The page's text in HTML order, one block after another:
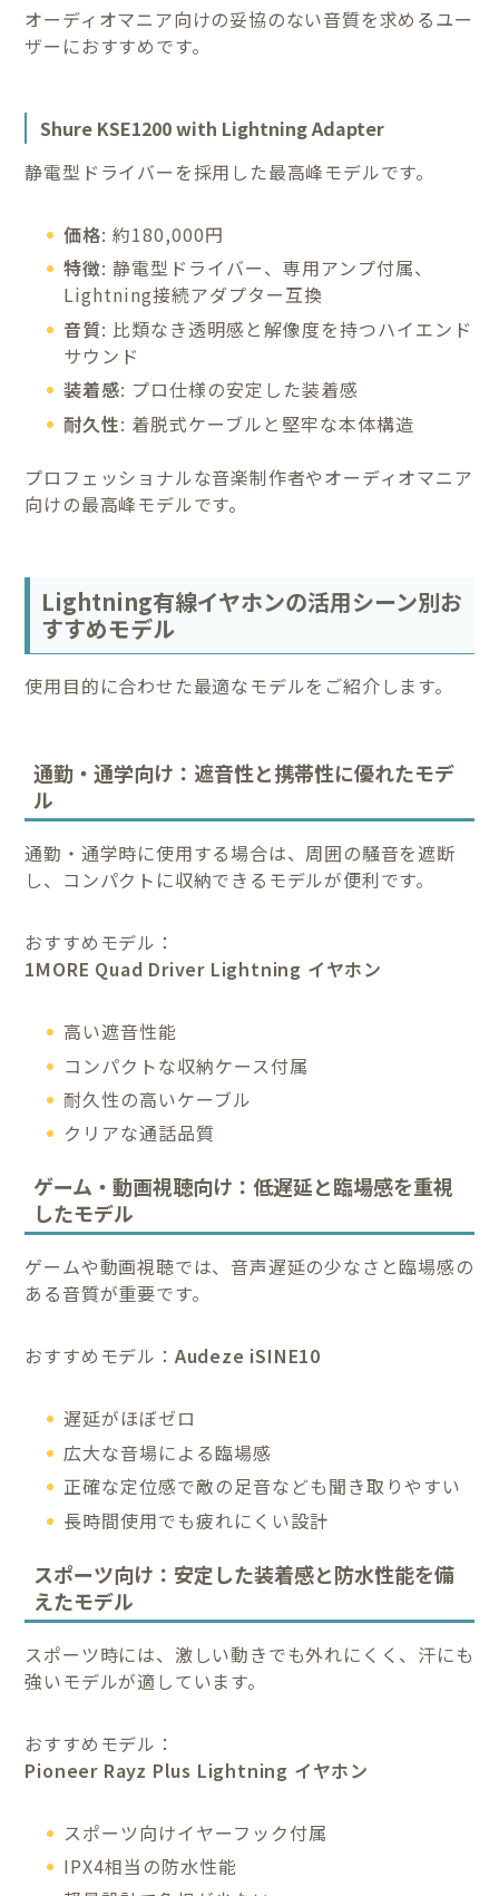
オーディオマニア向けの妥協のない音質を求めるユー
ザーにおすすめです。
Shure KSE1200 with Lightning Adapter
静電型ドライバーを採用した最高峰モデルです。
価格: 約180,000円
特徴: 静電型ドライバー、専用アンプ付属、
Lightning接続アダプター互換
音質: 比類なき透明感と解像度を持つハイエンド
サウンド
装着感: プロ仕様の安定した装着感
耐久性: 着脱式ケーブルと堅牢な本体構造
プロフェッショナルな音楽制作者やオーディオマニア
向けの最高峰モデルです。
Lightning有線イヤホンの活用シーン別お
すすめモデル
使用目的に合わせた最適なモデルをご紹介します。
通勤・通学向け：遮音性と携帯性に優れたモデ
ル
通勤・通学時に使用する場合は、周囲の騒音を遮断
し、コンパクトに収納できるモデルが便利です。
おすすめモデル：
1MORE Quad Driver Lightning イヤホン
高い遮音性能
コンパクトな収納ケース付属
耐久性の高いケーブル
クリアな通話品質
ゲーム・動画視聴向け：低遅延と臨場感を重視
したモデル
ゲームや動画視聴では、音声遅延の少なさと臨場感の
ある音質が重要です。
おすすめモデル： Audeze iSINE10
遅延がほぼゼロ
広大な音場による臨場感
正確な定位感で敵の足音なども聞き取りやすい
長時間使用でも疲れにくい設計
スポーツ向け：安定した装着感と防水性能を備
えたモデル
スポーツ時には、激しい動きでも外れにくく、汗にも
強いモデルが適しています。
おすすめモデル：
Pioneer Rayz Plus Lightning イヤホン
スポーツ向けイヤーフック付属
IPX4相当の防水性能